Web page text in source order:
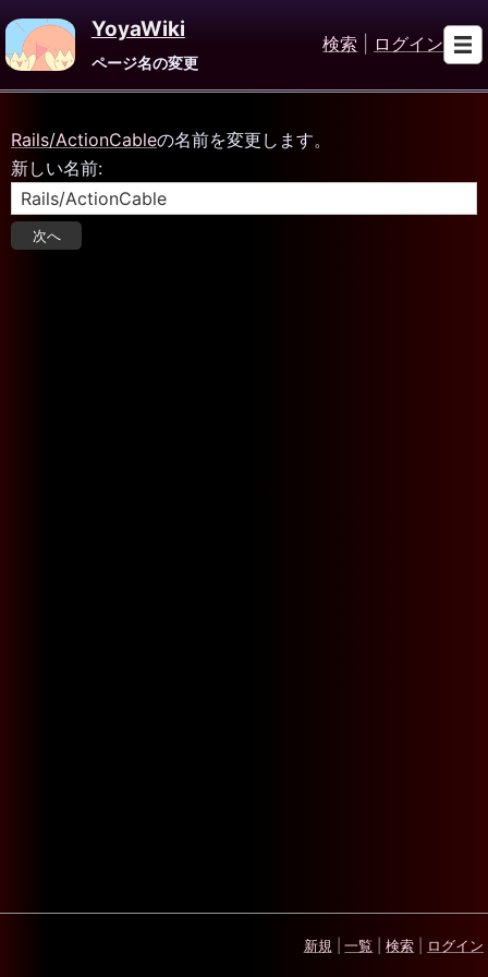
YoyaWiki
ページ名の変更
検索 ログイン
Rails/ActionCableの名前を変更します。
新しい名前:
新規 一覧 検索 ログイン